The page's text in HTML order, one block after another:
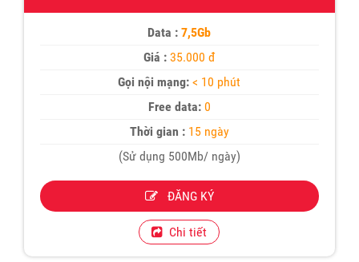
Data : 7,5Gb
Giá :35.000 đ
Gọi nội mạng: < 10 phút
Free data: 0
Thời gian :15 ngày
(Sử dụng 500Mb/ ngày)
ĐĂNG KÝ
Chi tiết